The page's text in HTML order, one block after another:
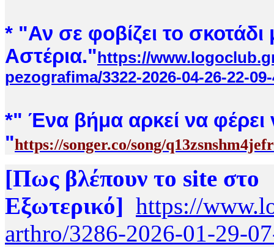
* "Αν σε φοβίζει το σκοτάδι
Αστέρια."https://
pezografima/3322-2026-04-26-22-
*" Ένα βήμα αρκεί να φέρει
"https://songer.co/song/
[Πως βλέπουν το site στο
Εξωτερικό] https://
arthro/3286-2026-01-29-